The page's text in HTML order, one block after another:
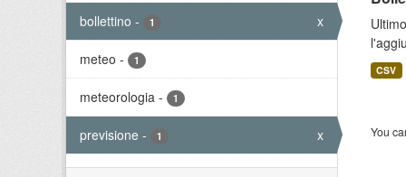
bollettino - 1 x
meteo - 1
meteorologia - 1
previsione - 1 x
CSV
You